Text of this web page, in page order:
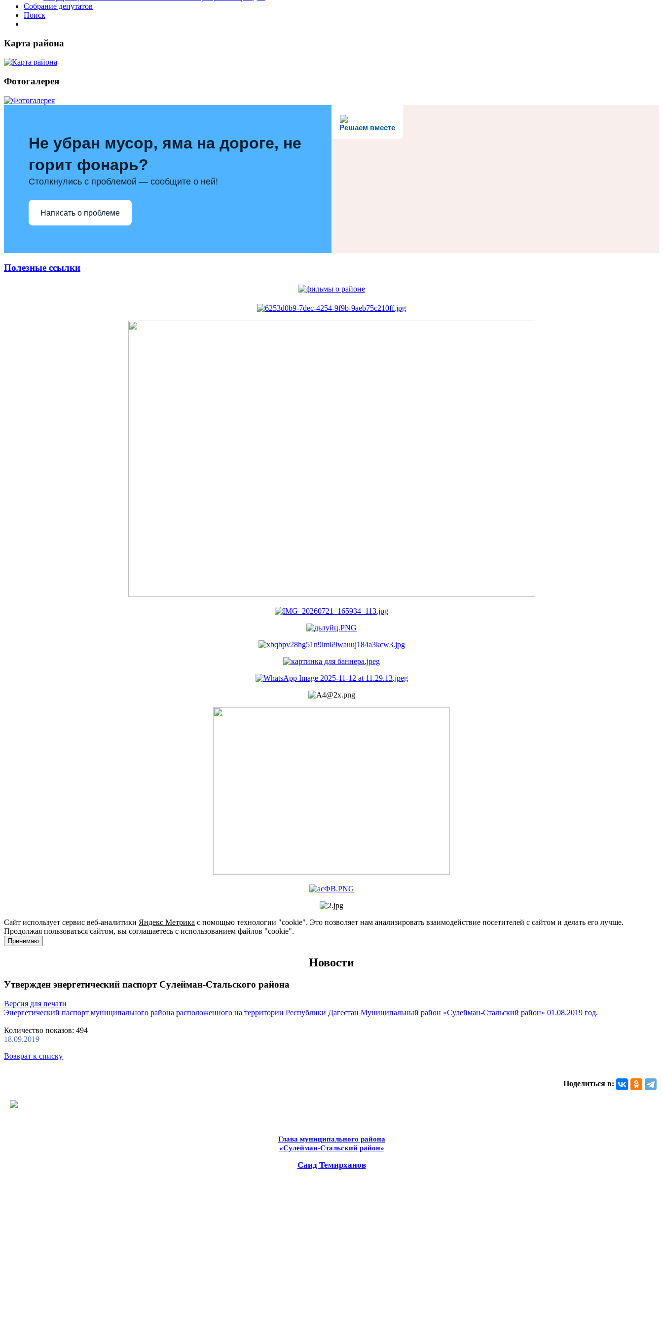
Собрание депутатов
Поиск
Карта района
Фотогалерея
Решаем вместе
Не убран мусор, яма на дороге, не
горит фонарь?
Столкнулись с проблемой — сообщите о ней!
Написать о проблеме
Полезные ссылки
Сайт использует сервис веб-аналитики Яндекс Метрика с помощью технологии "cookie". Это позволяет нам анализировать взаимодействие посетителей с сайтом и делать его лучше.
Продолжая пользоваться сайтом, вы соглашаетесь с использованием файлов "cookie".
Принимаю
Новости
Утвержден энергетический паспорт Сулейман-Стальского района
Версия для печати
Энергетический паспорт муниципального района расположенного на территории Республики Дагестан Муниципальный район «Сулейман-Стальский район» 01.08.2019 год.
Количество показов: 494
18.09.2019
Возврат к списку
Поделиться в:
Глава муниципального района
«Сулейман-Стальский район»
Саид Темирханов